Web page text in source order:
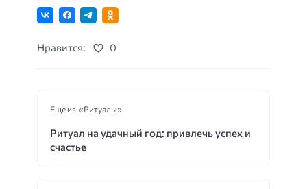
Нравится: 0
Еще из «Ритуалы»
Ритуал на удачный год: привлечь успех и
счастье